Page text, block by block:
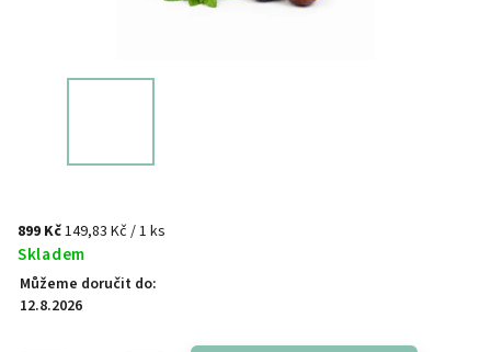
899 Kč149,83 Kč / 1 ks
Skladem
Můžeme doručit do:
12.8.2026